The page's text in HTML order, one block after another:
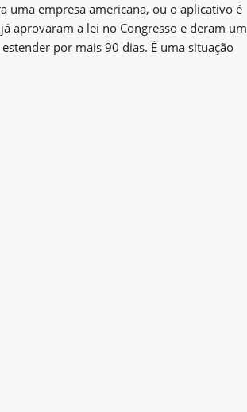
uma empresa americana, ou o aplicativo é
aprovaram a lei no Congresso e deram um
por mais 90 dias. É uma situação